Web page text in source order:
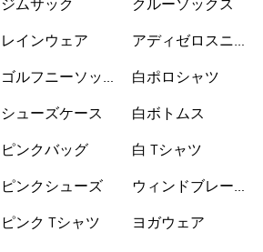
ジムサック
レインウェア
ゴルフニーソック
シューズケース
ピンクバッグ
ピンクシューズ
ピンク Tシャツ
クルーソックス
アディゼロスニー
白ポロシャツ
白ボトムス
白 Tシャツ
ウィンドブレーカ
ヨガウェア